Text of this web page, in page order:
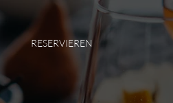
RESERVIEREN